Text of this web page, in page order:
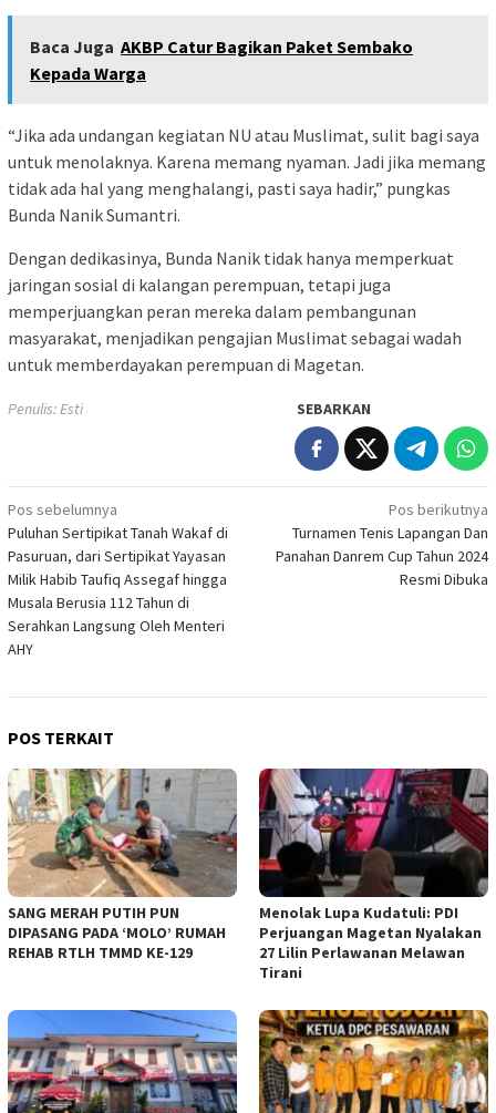
Baca Juga AKBP Catur Bagikan Paket Sembako
Kepada Warga
“Jika ada undangan kegiatan NU atau Muslimat, sulit bagi saya
untuk menolaknya. Karena memang nyaman. Jadi jika memang
tidak ada hal yang menghalangi, pasti saya hadir,” pungkas
Bunda Nanik Sumantri.
Dengan dedikasinya, Bunda Nanik tidak hanya memperkuat
jaringan sosial di kalangan perempuan, tetapi juga
memperjuangkan peran mereka dalam pembangunan
masyarakat, menjadikan pengajian Muslimat sebagai wadah
untuk memberdayakan perempuan di Magetan.
Penulis: Esti SEBARKAN
Navigasi
pos
Pos sebelumnya
Puluhan Sertipikat Tanah Wakaf di
Pasuruan, dari Sertipikat Yayasan
Milik Habib Taufiq Assegaf hingga
Musala Berusia 112 Tahun di
Serahkan Langsung Oleh Menteri
AHY
Pos berikutnya
Turnamen Tenis Lapangan Dan
Panahan Danrem Cup Tahun 2024
Resmi Dibuka
POS TERKAIT
SANG MERAH PUTIH PUN
DIPASANG PADA ‘MOLO’ RUMAH
REHAB RTLH TMMD KE-129
Menolak Lupa Kudatuli: PDI
Perjuangan Magetan Nyalakan
27 Lilin Perlawanan Melawan
Tirani